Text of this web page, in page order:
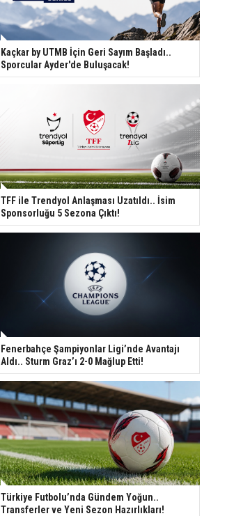
Kaçkar by UTMB İçin Geri Sayım Başladı..
Sporcular Ayder'de Buluşacak!
TFF ile Trendyol Anlaşması Uzatıldı.. İsim
Sponsorluğu 5 Sezona Çıktı!
Fenerbahçe Şampiyonlar Ligi’nde Avantajı
Aldı.. Sturm Graz’ı 2-0 Mağlup Etti!
Türkiye Futbolu’nda Gündem Yoğun..
Transferler ve Yeni Sezon Hazırlıkları!